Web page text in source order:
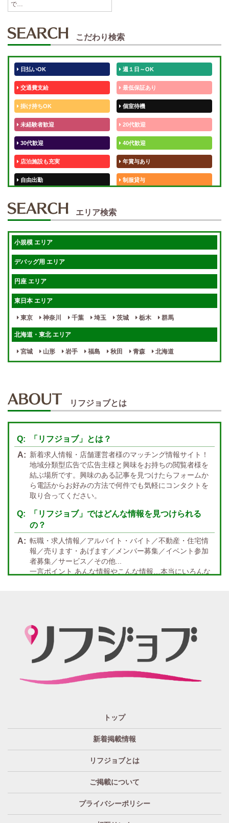
で…
こだわり検索
日払いOK 週１日～OK
交通費支給 最低保証あり
掛け持ちOK 個室待機
未経験者歓迎 20代歓迎
30代歓迎 40代歓迎
店泊施設も充実 年賞与あり
自由出勤 制服貸与
短期OK 入店祝金あり
週1～OK 健全店で安心！
指名料100％バック！ 寮完備
女性スタッフがいる！ 終電後店泊OK
かけもちOK 給与保証あり
週1日～OK
指名バック率高め 週1・月1～OK
託児所紹介あり 初心者歓迎
資格者優遇
宿泊・送迎あり 50代以上歓迎
経験者優遇
経験者歓迎 未経験者あり
未経験者金着 60代歓迎
エリア検索
小規模 エリア
デバッグ用 エリア
円座 エリア
東日本 エリア
東京 神奈川 千葉 埼玉 茨城 栃木 群馬
北海道・東北 エリア
宮城 山形 岩手 福島 秋田 青森 北海道
静岡
関西 エリア
九州・沖縄 エリア
大分 福岡 佐賀 長崎 宮崎 熊本 鹿児島 沖縄
中四国 エリア
岡山 鳥取 広島 島根
リフジョブとは
「リフジョブ」とは？
新着求人情報・店舗運営者様のマッチング情報サイト！
地域分類型広告で広告主様と興味をお持ちの閲覧者様を
結ぶ場所です。興味のある記事を見つけたらフォームか
ら電話からお好みの方法で何件でも気軽にコンタクトを
取り合ってください。
「リフジョブ」ではどんな情報を見つけられる
の？
転職・求人情報／アルバイト・バイト／不動産・住宅情
報／売ります・あげます／メンバー募集／イベント参加
者募集／サービス／その他...
一言ポイント あんな情報やこんな情報…本当にいろんな
紙面媒体スポーツ紙のあの広告求人情報から意味深長な
広告!?まで興味のある方もただ眺めてるだけ、という通り
すがりの方へも！もっとkhaosな情報たちを掲載する場所
が欲しい！というお客様の要望を実現、もっと広く発信
に、リフジョブは地域情報発信サービスを2016年10月よ
り開始いたしました。
「リフジョブ」は無料広告？
いいえ、リフジョブは収益広告として運営されておりま
「リフジョブ」へはどのぐらいのアクセスがある
求人情報はもちろん、地域密着型広告や特殊な広告まで
トップ
新着掲載情報
リフジョブとは
ご掲載について
プライバシーポリシー